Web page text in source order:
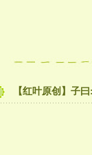
【红叶原创】子